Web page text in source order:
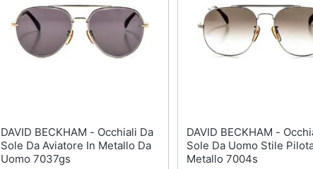
DAVID BECKHAM - Occhiali Da
Sole Da Aviatore In Metallo Da
Uomo 7037gs
DAVID BECKHAM - Occhiali Da
Sole Da Uomo Stile
Metallo 7004s